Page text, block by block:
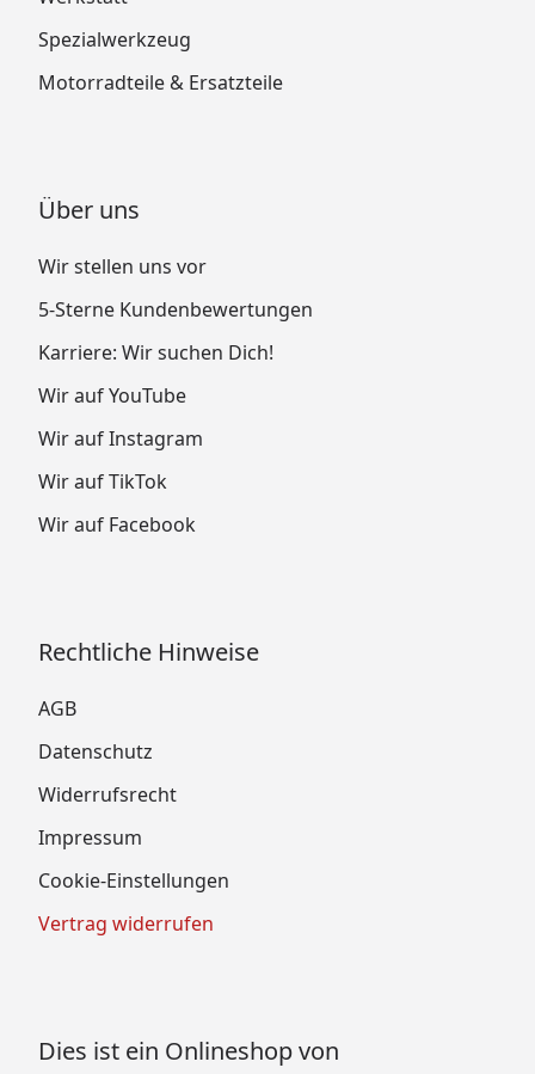
Spezialwerkzeug
Motorradteile & Ersatzteile
Über uns
Wir stellen uns vor
5-Sterne Kundenbewertungen
Karriere: Wir suchen Dich!
Wir auf YouTube
Wir auf Instagram
Wir auf TikTok
Wir auf Facebook
Rechtliche Hinweise
AGB
Datenschutz
Widerrufsrecht
Impressum
Cookie-Einstellungen
Vertrag widerrufen
Dies ist ein Onlineshop von